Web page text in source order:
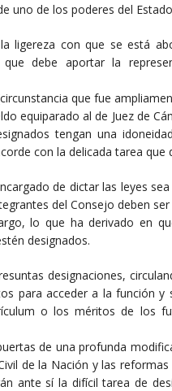
uno de los poderes del
ligereza con que se está
debe aportar la
que fue
equiparado al de Juez de
tengan una
con la delicada tarea que
de dictar las leyes
del Consejo deben
lo que ha derivado en
designados.
designaciones,
para acceder a la función y
o los méritos de los
de una profunda
de la Nación y las
ante sí la difícil tarea de